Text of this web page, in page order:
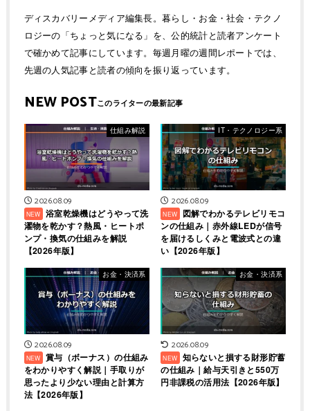
ディスカバリーメディア編集長。暮らし・お金・社会・テクノ
ロジーの「ちょっと気になる」を、公的統計と読者アンケート
で確かめて記事にしています。毎週月曜の週間レポートでは、
先週の人気記事と読者の傾向を振り返っています。
NEW POST
仕組み解説
2026.08.09
浴室乾燥機はどうやって洗
濯物を乾かす？熱風・ヒートポ
ンプ・換気の仕組みを解説
【2026年版】
IT・テクノロジー系
2026.08.09
図解でわかるテレビリモコ
ンの仕組み｜赤外線LEDが信号
を届けるしくみと電波式との違
い【2026年版】
お金・決済系
2026.08.09
賞与（ボーナス）の仕組み
をわかりやすく解説｜手取りが
思ったより少ない理由と計算方
法【2026年版】
お金・決済系
2026.08.09
知らないと損する財形貯蓄
の仕組み｜給与天引きと550万
円非課税の活用法【2026年版】